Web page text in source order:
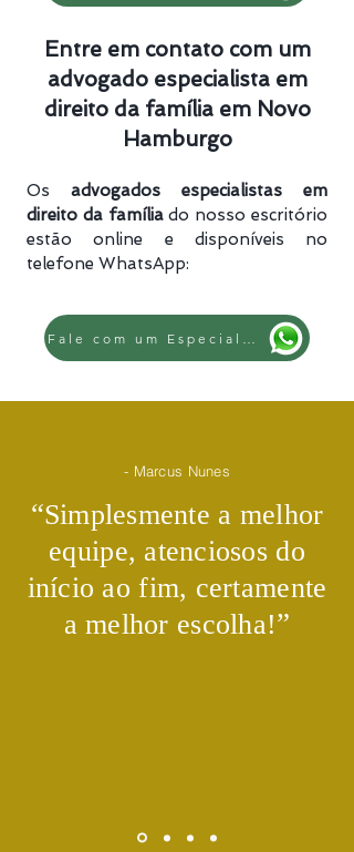
Entre em contato com um
advogado especialista em
direito da família em Novo
Hamburgo
Os advogados especialistas em
direito da famíliado nosso escritório
estão online e disponíveis no
telefone WhatsApp:
- Marcus Nunes
​“Simplesmente a melhor
equipe, atenciosos do
início ao fim, certamente
a melhor escolha!​”